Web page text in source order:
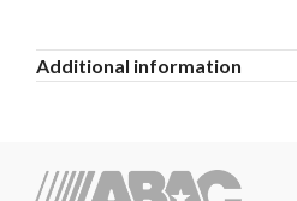
Additional information